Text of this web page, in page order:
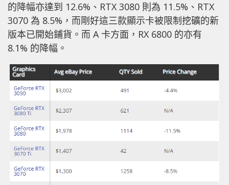
的降幅亦達到 12.6%、RTX 3080 則為 11.5%、RTX
3070 為 8.5%，而剛好這三款顯示卡被限制挖礦的新
版本已開始鋪貨。而 A 卡方面，RX 6800 的亦有
8.1% 的降幅。